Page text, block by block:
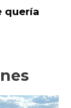
quería